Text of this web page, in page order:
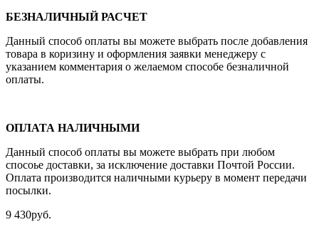
БЕЗНАЛИЧНЫЙ РАСЧЕТ
Данный способ оплаты вы можете выбрать после добавления
товара в коризину и оформления заявки менеджеру c
указанием комментария о желаемом способе безналичной
оплаты.
ОПЛАТА НАЛИЧНЫМИ
Данный способ оплаты вы можете выбрать при любом
спосоье доставки, за исключение доставки Почтой России.
Оплата производится наличными курьеру в момент передачи
посылки.
9 430руб.